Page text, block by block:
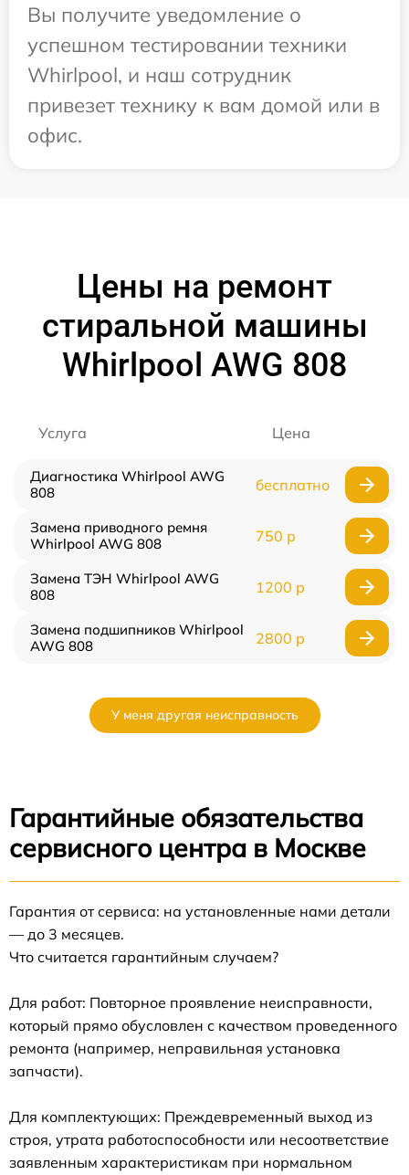
Вы получите уведомление о
успешном тестировании техники
Whirlpool, и наш сотрудник
привезет технику к вам домой или в
офис.
Цены на ремонт
стиральной машины
Whirlpool AWG 808
Услуга Цена
Диагностика Whirlpool AWG
808
бесплатно
Замена приводного ремня
Whirlpool AWG 808
750 р
Замена ТЭН Whirlpool AWG
808
1200 р
Замена подшипников Whirlpool
AWG 808
2800 р
У меня другая неисправность
Гарантийные обязательства
сервисного центра в Москве
Гарантия от сервиса: на установленные нами детали
— до 3 месяцев.
Что считается гарантийным случаем?
Для работ: Повторное проявление неисправности,
который прямо обусловлен с качеством проведенного
ремонта (например, неправильная установка
запчасти).
Для комплектующих: Преждевременный выход из
строя, утрата работоспособности или несоответствие
заявленным характеристикам при нормальном